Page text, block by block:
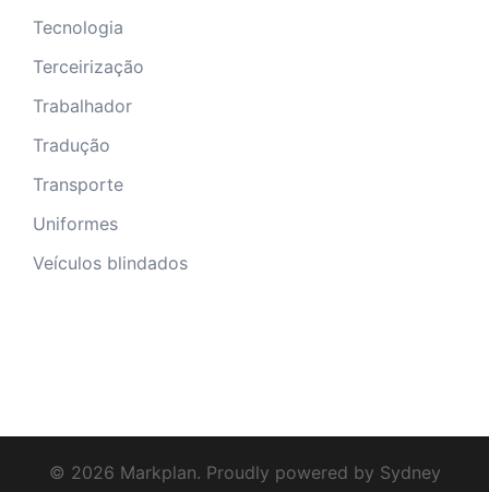
Tecnologia
Terceirização
Trabalhador
Tradução
Transporte
Uniformes
Veículos blindados
© 2026 Markplan. Proudly powered by Sydney